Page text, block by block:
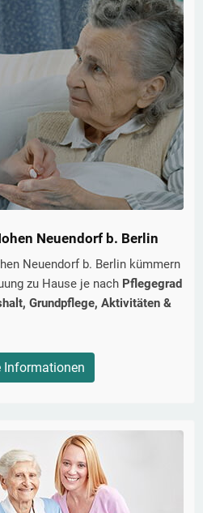
Neuendorf b. Berlin
Neuendorf b. Berlin kümmern
zu Hause je nach Pflegegrad
Grundpflege, Aktivitäten &
Informationen